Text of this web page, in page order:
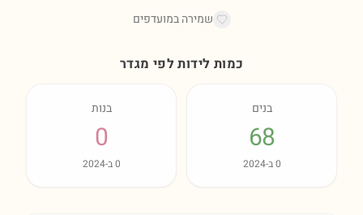
שמירה במועדפים
כמות לידות לפי מגדר
בנים
68
0ב-2024
בנות
0
0ב-2024